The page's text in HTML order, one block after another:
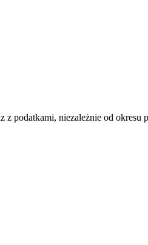
z podatkami, niezależnie od